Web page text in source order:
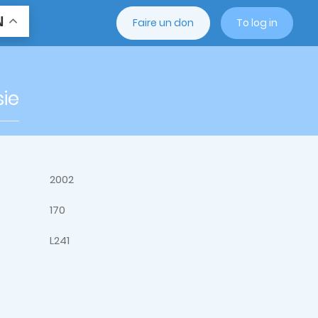
Faire un don To log in
2002
170
L241